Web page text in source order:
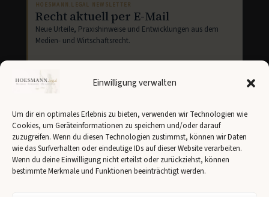
Einwilligung verwalten
Um dir ein optimales Erlebnis zu bieten, verwenden wir Technologien wie
Cookies, um Geräteinformationen zu speichern und/oder darauf
zuzugreifen. Wenn du diesen Technologien zustimmst, können wir Daten
wie das Surfverhalten oder eindeutige IDs auf dieser Website verarbeiten.
Wenn du deine Einwilligung nicht erteilst oder zurückziehst, können
bestimmte Merkmale und Funktionen beeinträchtigt werden.
HOESMANN.LEGAL NEWSLETTER
Recht aktuell per E-Mail
Neue Urteile, Praxishinweise und Entwicklungen aus dem
Medien- und Wirtschaftsrecht.
Newsletter abonnieren
Ich stimme der Übertragung meiner Angaben anBrevogemäß unserer
Datenschutzerklärung
zu.